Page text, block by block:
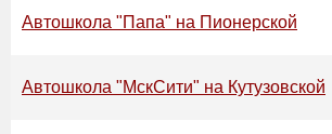
Автошкола "Папа" на Пионерской
Автошкола "МскСити" на Кутузовской